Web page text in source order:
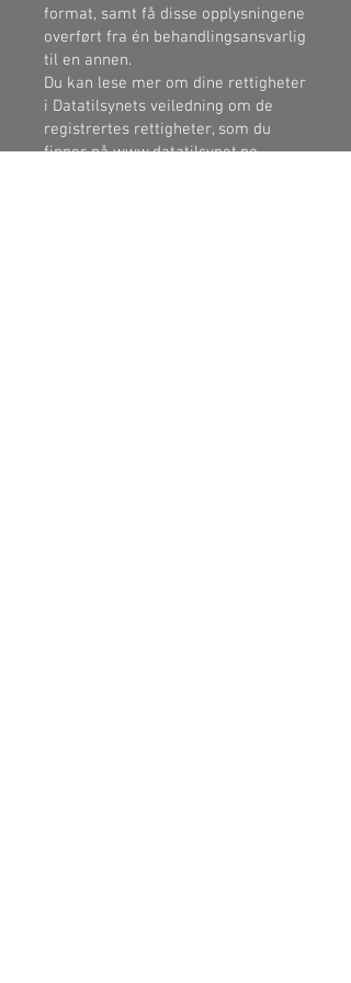
format, samt få disse opplysningene
overført fra én behandlingsansvarlig
til en annen.
Du kan lese mer om dine rettigheter
i Datatilsynets veiledning om de
registrertes rettigheter, som du
finner påwww.datatilsynet.no.